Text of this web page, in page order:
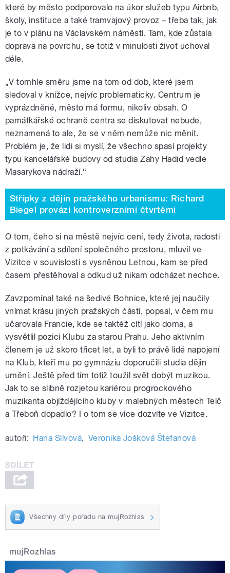
které by město podporovalo na úkor služeb typu Airbnb,
školy, instituce a také tramvajový provoz – třeba tak, jak
je to v plánu na Václavském náměstí. Tam, kde zůstala
doprava na povrchu, se totiž v minulosti život uchoval
déle.
„V tomhle směru jsme na tom od dob, které jsem
sledoval v knížce, nejvíc problematicky. Centrum je
vyprázdněné, město má formu, nikoliv obsah. O
památkářské ochraně centra se diskutovat nebude,
neznamená to ale, že se v něm nemůže nic měnit.
Problém je, že lidi si myslí, že všechno spasí projekty
typu kancelářské budovy od studia Zahy Hadid vedle
Masarykova nádraží.“
Střípky z dějin pražského urbanismu: Richard
Biegel provází kontroverzními čtvrtěmi
O tom, čeho si na městě nejvíc cení, tedy života, radosti
z potkávání a sdílení společného prostoru, mluvil ve
Vizitce v souvislosti s vysněnou Letnou, kam se před
časem přestěhoval a odkud už nikam odcházet nechce.
Zavzpomínal také na šedivé Bohnice, které jej naučily
vnímat krásu jiných pražských částí, popsal, v čem mu
učarovala Francie, kde se taktéž cítí jako doma, a
vysvětlil pozici Klubu za starou Prahu. Jeho aktivním
členem je už skoro třicet let, a byli to právě lidé napojení
na Klub, kteří mu po gymnáziu doporučili studia dějin
umění. Ještě před tím totiž toužil svět dobýt muzikou.
Jak to se slibně rozjetou kariérou progrockového
muzikanta objíždějícího kluby v malebných městech Telč
a Třeboň dopadlo? I o tom se více dozvíte ve Vizitce.
autoři: Hana Slívová, Veronika Jošková Štefanová
Všechny díly pořadu na mujRozhlas
mujRozhlas